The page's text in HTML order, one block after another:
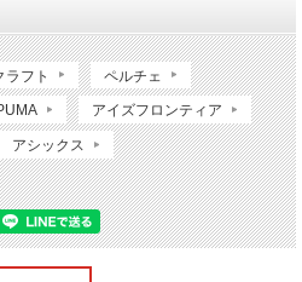
ラフト ペルチェ
アイズフロンティア
アシックス